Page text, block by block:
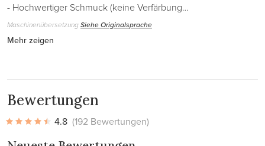
- Hochwertiger Schmuck (keine Verfärbung…
MaschinenübersetzungSiehe Originalsprache
Mehr zeigen
Bewertungen
4.8 (192 Bewertungen)